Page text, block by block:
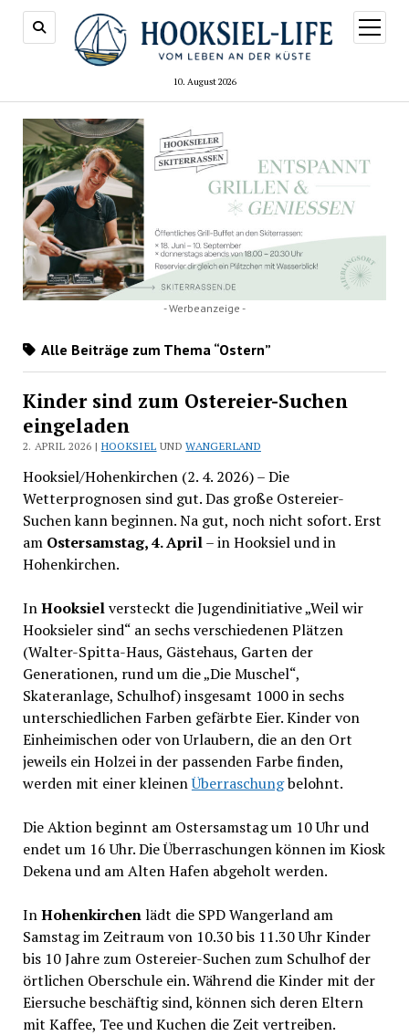
10. August 2026
Menü
öffnen
- Werbeanzeige -
Alle Beiträge zum Thema “Ostern”
Kinder sind zum Ostereier-Suchen
eingeladen
2. APRIL 2026 | HOOKSIEL UNDWANGERLAND
Hooksiel/Hohenkirchen (2. 4. 2026) – Die
Wetterprognosen sind gut. Das große Ostereier-
Suchen kann beginnen. Na gut, noch nicht sofort. Erst
am Ostersamstag, 4. April– in Hooksiel und in
Hohenkirchen.
InHooksielversteckt die Jugendinitiative „Weil wir
Hooksieler sind“ an sechs verschiedenen Plätzen
(Walter-Spitta-Haus, Gästehaus, Garten der
Generationen, rund um die „Die Muschel“,
Skateranlage, Schulhof) insgesamt 1000 in sechs
unterschiedlichen Farben gefärbte Eier. Kinder von
Einheimischen oder von Urlaubern, die an den Ort
jeweils ein Holzei in der passenden Farbe finden,
werden mit einer kleinenÜberraschungbelohnt.
Die Aktion beginnt am Ostersamstag um 10 Uhr und
endet um 16 Uhr. Die Überraschungen können im Kiosk
Dekena und am Alten Hafen abgeholt werden.
InHohenkirchenlädt die SPD Wangerland am
Samstag im Zeitraum von 10.30 bis 11.30 Uhr Kinder
bis 10 Jahre zum Ostereier-Suchen zum Schulhof der
örtlichen Oberschule ein. Während die Kinder mit der
Eiersuche beschäftig sind, können sich deren Eltern
mit Kaffee, Tee und Kuchen die Zeit vertreiben.